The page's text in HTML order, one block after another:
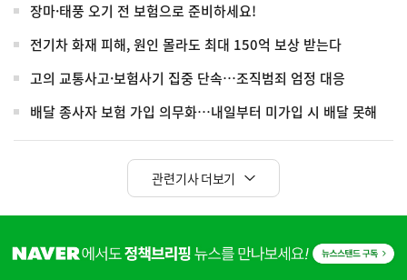
장마·태풍 오기 전 보험으로 준비하세요!
전기차 화재 피해, 원인 몰라도 최대 150억 보상 받는다
고의 교통사고·보험사기 집중 단속…조직범죄 엄정 대응
배달 종사자 보험 가입 의무화…내일부터 미가입 시 배달 못해
관련기사 더보기
단